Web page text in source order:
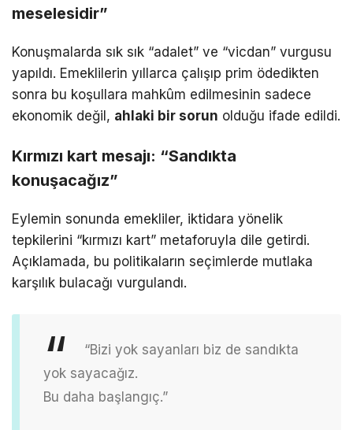
meselesidir”
Konuşmalarda sık sık “adalet” ve “vicdan” vurgusu
yapıldı. Emeklilerin yıllarca çalışıp prim ödedikten
sonra bu koşullara mahkûm edilmesinin sadece
ekonomik değil, ahlaki bir sorun olduğu ifade edildi.
Kırmızı kart mesajı: “Sandıkta
konuşacağız”
Eylemin sonunda emekliler, iktidara yönelik
tepkilerini “kırmızı kart” metaforuyla dile getirdi.
Açıklamada, bu politikaların seçimlerde mutlaka
karşılık bulacağı vurgulandı.
“Bizi yok sayanları biz de sandıkta
yok sayacağız.
Bu daha başlangıç.”